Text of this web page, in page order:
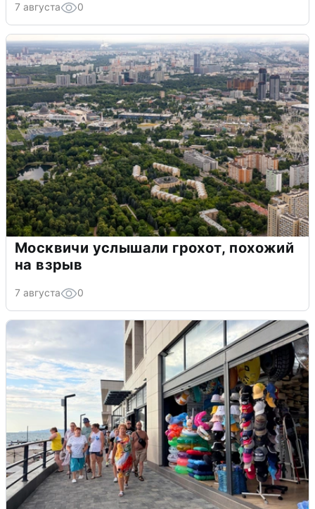
7 августа 0
Москвичи услышали грохот, похожий
на взрыв
7 августа 0